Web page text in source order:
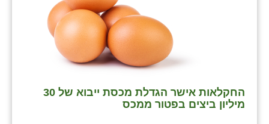
החקלאות אישר הגדלת מכסת ייבוא של 30
מיליון ביצים בפטור ממכס